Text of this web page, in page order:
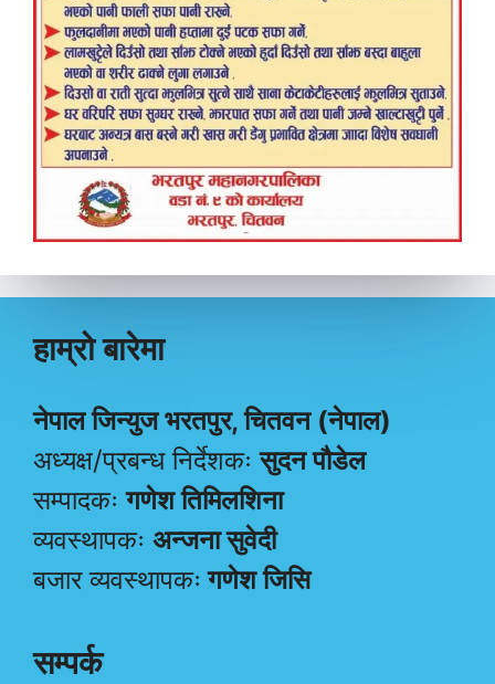
हाम्रो बारेमा
नेपाल जिन्युज भरतपुर, चितवन (नेपाल)
अध्यक्ष/प्रबन्ध निर्देशकःसुदन पौडेल
सम्पादकःगणेश तिमिलशिना
व्यवस्थापकः अन्जना सुवेदी
बजार व्यवस्थापकः गणेश जिसि
सम्पर्क